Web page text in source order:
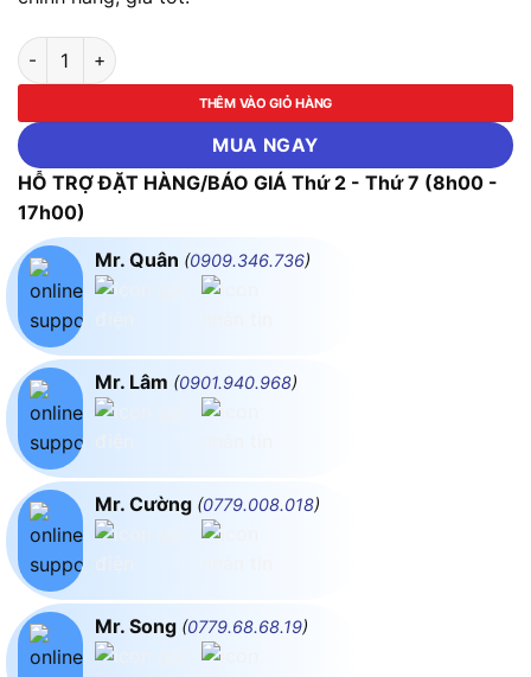
Máy Cân Mực Laser FLUKE PLS 5G (30m, Tia Xanh) số lượng
THÊM VÀO GIỎ HÀNG
MUA NGAY
HỖ TRỢ ĐẶT HÀNG/BÁO GIÁ Thứ 2 - Thứ 7 (8h00 -
17h00)
Mr. Quân (0909.346.736)
Mr. Lâm (0901.940.968)
Mr. Cường (0779.008.018)
Mr. Song (0779.68.68.19)